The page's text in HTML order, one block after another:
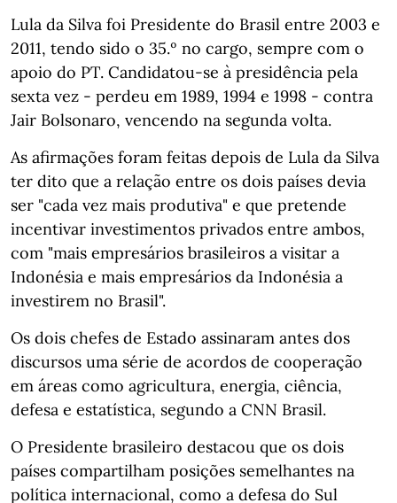
Lula da Silva foi Presidente do Brasil entre 2003 e
2011, tendo sido o 35.º no cargo, sempre com o
apoio do PT. Candidatou-se à presidência pela
sexta vez - perdeu em 1989, 1994 e 1998 - contra
Jair Bolsonaro, vencendo na segunda volta.
As afirmações foram feitas depois de Lula da Silva
ter dito que a relação entre os dois países devia
ser "cada vez mais produtiva" e que pretende
incentivar investimentos privados entre ambos,
com "mais empresários brasileiros a visitar a
Indonésia e mais empresários da Indonésia a
investirem no Brasil".
Os dois chefes de Estado assinaram antes dos
discursos uma série de acordos de cooperação
em áreas como agricultura, energia, ciência,
defesa e estatística, segundo a CNN Brasil.
O Presidente brasileiro destacou que os dois
países compartilham posições semelhantes na
política internacional, como a defesa do Sul